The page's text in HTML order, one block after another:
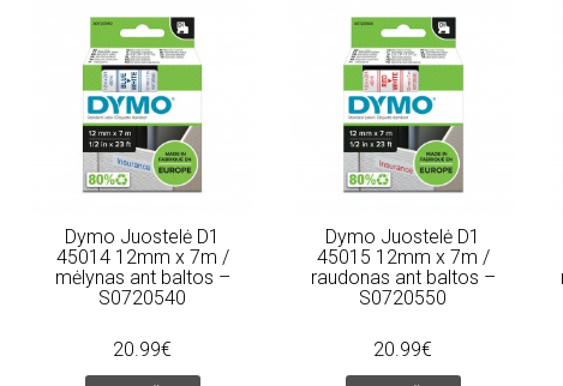
Dymo Juostelė D1
45014 12mm x 7m /
mėlynas ant baltos –
S0720540
20.99€
Dymo Juostelė D1
45015 12mm x 7m /
raudonas ant baltos –
S0720550
20.99€